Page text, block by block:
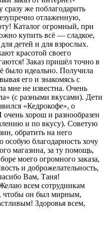
же поблагодарить
отлаженную,
Каталог огромный, при
купить всё — сладкое,
детей и для взрослых.
красотой своего
Заказ пришёл точно в
было идеально. Получила
его и знакомясь с
мне не известна. Очень
(с разными вкусами). Дети
«Кедрокофе», о
хорош и разнообразен
и по вкусу). Советую
обратить на него
благодарность хочу
магазина, за ту помощь,
моего огромного заказа,
и доброжелательность,
Вам, Таня!
всем сотрудникам
чтобы он был мирным,
Здоровья всем,